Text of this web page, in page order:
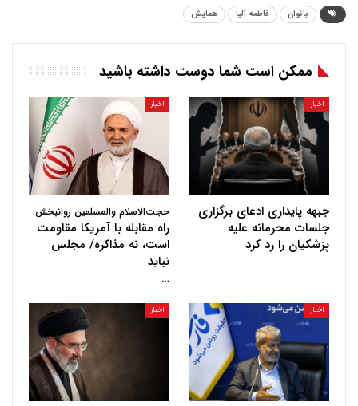
بانوان فاطمه آلیا همایش
ممکن است شما دوست داشته باشید
اخبار
جبهه پایداری ادعای برگزاری
جلسات محرمانه علیه
پزشکیان را رد کرد
اخبار
حجت‌الاسلام والمسلمین روانبخش:
راه مقابله با آمریکا مقاومت
است، نه مذاکره/ مجلس
نباید
…
اخبار اخبار